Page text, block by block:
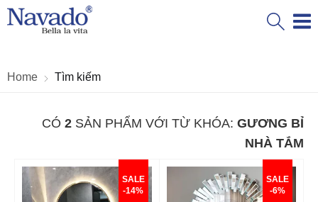
Home Tìm kiếm
CÓ 2 SẢN PHẨM VỚI TỪ KHÓA: GƯƠNG BỈ
NHÀ TẮM
SALE
-14%
SALE
-6%